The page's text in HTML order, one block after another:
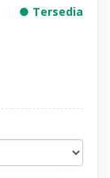
● Tersedia